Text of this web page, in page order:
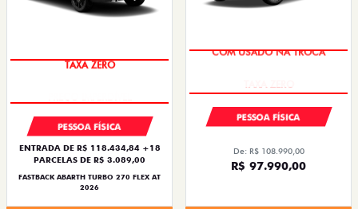
TAXA ZERO
PESSOA FÍSICA
ENTRADA DE R$ 118.434,84 +18
PARCELAS DE R$ 3.089,00
FASTBACK ABARTH TURBO 270 FLEX AT
2026
COM USADO NA TROCA
PESSOA FÍSICA
De: R$ 108.990,00
R$ 97.990,00